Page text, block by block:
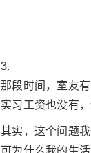
3.
那段时间，室友
实习工资也没有
其实，这个问题
可为什么我的生活